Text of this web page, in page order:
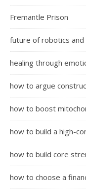
Fremantle Prison
future of robotics and
healing through
how to argue
how to boost
how to build a high-
how to build core
how to choose a